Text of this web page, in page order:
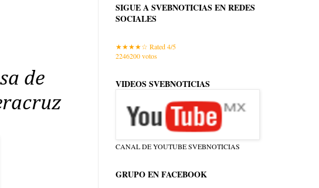
de
SIGUE A SVEBNOTICIAS EN REDES
SOCIALES
Rated 4/5
2246200votos
VIDEOS SVEBNOTICIAS
CANAL DE YOUTUBE SVEBNOTICIAS
GRUPO EN FACEBOOK